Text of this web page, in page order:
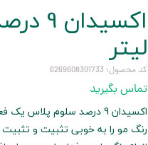
لیتر
کد محصول: 6269608301733
تماس بگیرید
اکسیدان 9 درصد سلوم
رنگ مو را به خوبی تثبیت و